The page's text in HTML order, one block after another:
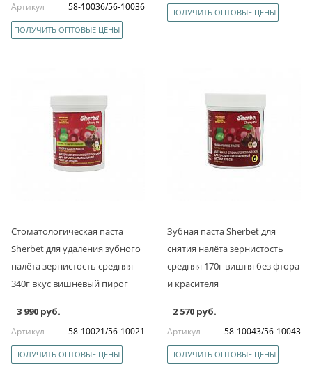
Артикул 58-10036/56-10036
ПОЛУЧИТЬ ОПТОВЫЕ ЦЕНЫ
ПОЛУЧИТЬ ОПТОВЫЕ ЦЕНЫ
Стоматологическая паста
Sherbet для удаления зубного
налёта зернистость средняя
340г вкус вишневый пирог
3 990 руб.
Артикул 58-10021/56-10021
ПОЛУЧИТЬ ОПТОВЫЕ ЦЕНЫ
Зубная паста Sherbet для
снятия налёта зернистость
средняя 170г вишня без фтора
и красителя
2 570 руб.
Артикул 58-10043/56-10043
ПОЛУЧИТЬ ОПТОВЫЕ ЦЕНЫ